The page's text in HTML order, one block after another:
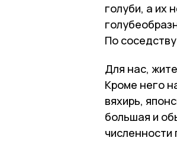
голуби, а их
По
Для нас,
Кроме него
вяхирь,
большая и
численности